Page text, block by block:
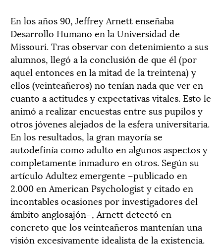
En los años 90, Jeffrey Arnett enseñaba
Desarrollo Humano en la Universidad de
Missouri. Tras observar con detenimiento a sus
alumnos, llegó a la conclusión de que él (por
aquel entonces en la mitad de la treintena) y
ellos (veinteañeros) no tenían nada que ver en
cuanto a actitudes y expectativas vitales. Esto le
animó a realizar encuestas entre sus pupilos y
otros jóvenes alejados de la esfera universitaria.
En los resultados, la gran mayoría se
autodefinía como adulto en algunos aspectos y
completamente inmaduro en otros. Según su
artículo Adultez emergente –publicado en
2.000 en American Psychologist y citado en
incontables ocasiones por investigadores del
ámbito anglosajón–, Arnett detectó en
concreto que los veinteañeros mantenían una
visión excesivamente idealista de la existencia.